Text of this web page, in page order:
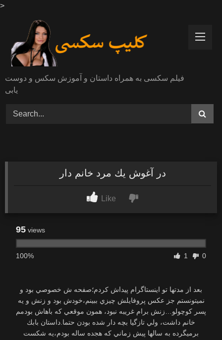
>
content
فیلم سکسی به همراه داستان و آموزش سکس و دوست
یابی
در آغوش يك مرد خانم دار
Like
95 views
100% 1 0
بعد از مدتها تو اينستاگرام پيداش كردم؛صفحه ش خصوصي بود و
نميتونستم جز عكس پروفايلش چيزي ببينم،خودش بود و زنش و يه
پسر كوچولو…زنش برام غريبه نبود، همون موقعي كه باهاش بودمم
خانم داشت، ولي تازگيا بچه دار شده بودن حتما.داستان بابك
برميگرده به سالها پيش زماني كه هجده ساله بودم،يه شكست